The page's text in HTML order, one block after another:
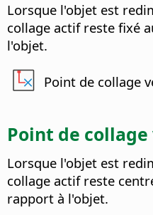
Lorsque l'objet est
collage actif reste fixé
l'objet.
Point de collage
Point de
Lorsque l'objet est
collage actif reste
rapport à l'objet.